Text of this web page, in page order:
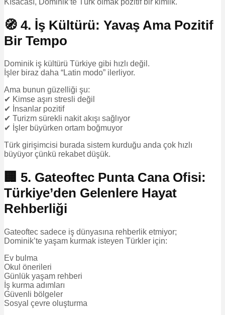
Kısacası, Dominik’te Türk olmak pozitif bir kimlik.
🧭 4. İş Kültürü: Yavaş Ama Pozitif
Bir Tempo
Dominik iş kültürü Türkiye gibi hızlı değil.
İşler biraz daha “Latin modo” ilerliyor.
Ama bunun güzelliği şu:
✔ Kimse aşırı stresli değil
✔ İnsanlar pozitif
✔ Turizm sürekli nakit akışı sağlıyor
✔ İşler büyürken ortam boğmuyor
Türk girişimcisi burada sistem kurduğu anda çok hızlı
büyüyor çünkü rekabet düşük.
🏢 5. Gateoftec Punta Cana Ofisi:
Türkiye’den Gelenlere Hayat
Rehberliği
Gateoftec sadece iş dünyasına rehberlik etmiyor;
Dominik’te yaşam kurmak isteyen Türkler için:
Ev bulma
Okul önerileri
Günlük yaşam rehberi
İş kurma adımları
Güvenli bölgeler
Sosyal çevre oluşturma